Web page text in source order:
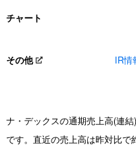
チャート
その他 IR情
ナ・デックスの通期売上高(連
です。直近の売上高は昨対比で